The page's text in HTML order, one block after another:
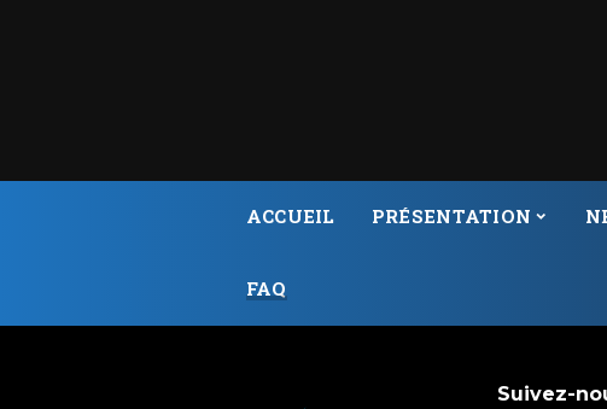
ACCUEIL PRÉSENTATION
FAQ
Suivez-